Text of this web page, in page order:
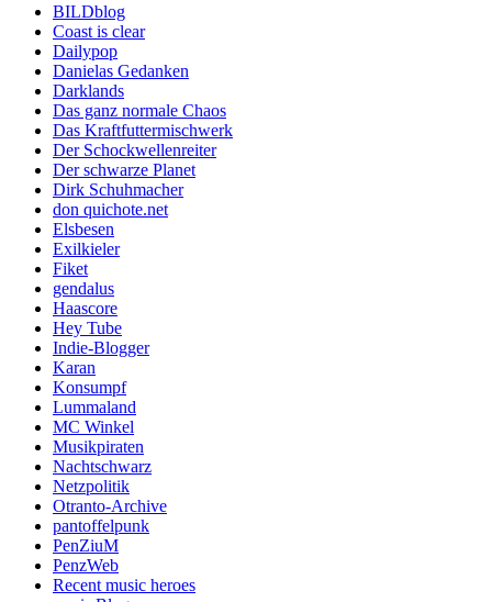
BILDblog
Coast is clear
Dailypop
Danielas Gedanken
Darklands
Das ganz normale Chaos
Das Kraftfuttermischwerk
Der Schockwellenreiter
Der schwarze Planet
Dirk Schuhmacher
don quichote.net
Elsbesen
Exilkieler
Fiket
gendalus
Haascore
Hey Tube
Indie-Blogger
Karan
Konsumpf
Lummaland
MC Winkel
Musikpiraten
Nachtschwarz
Netzpolitik
Otranto-Archive
pantoffelpunk
PenZiuM
PenzWeb
Recent music heroes